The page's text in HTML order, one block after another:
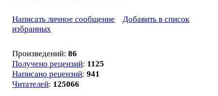
Написать личное сообщение
Добавить в список
избранных
Произведений: 86
Получено рецензий: 1125
Написано рецензий: 941
Читателей: 125066